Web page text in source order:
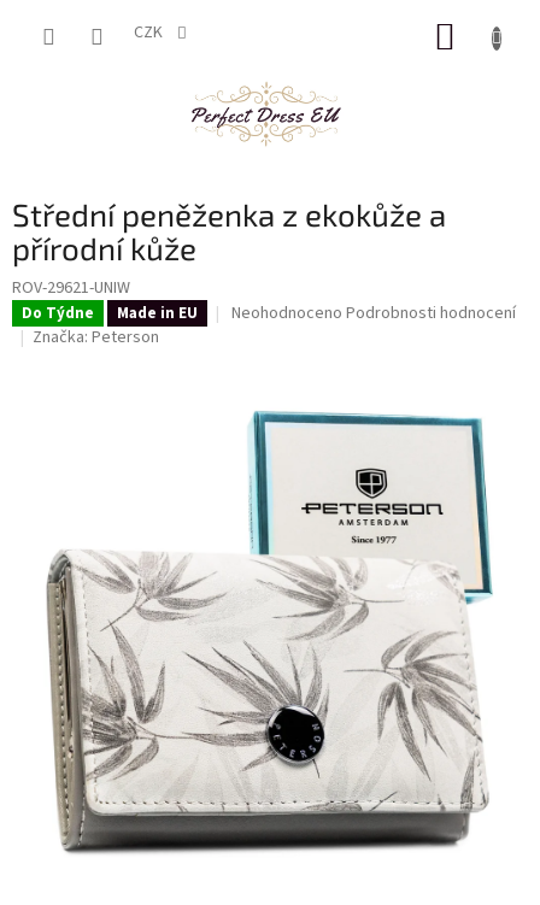
CZK
Střední peněženka z ekokůže a
přírodní kůže
ROV-29621-UNIW
Do Týdne Made in EU
Průměrné
hvězdiček.
Neohodnoceno Podrobnosti hodnocení
Značka: Peterson